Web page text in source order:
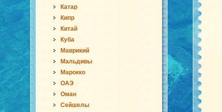
Катар
Кипр
Китай
Куба
Маврикий
Мальдивы
Марокко
ОАЭ
Оман
Сейшелы